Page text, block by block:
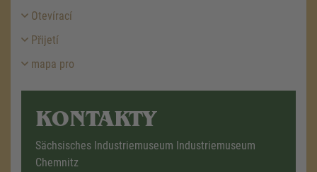
Otevírací
Přijetí
mapa pro
KONTAKTY
Sächsisches Industriemuseum Industriemuseum
Chemnitz